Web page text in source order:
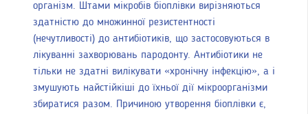
організм. Штами мікробів біоплівки вирізняються
здатністю до множинної резистентності
(нечутливості) до антибіотиків, що застосовуються в
лікуванні захворювань пародонту. Антибіотики не
тільки не здатні вилікувати «хронічну інфекцію», а і
змушують найстійкіші до їхньої дії мікроорганізми
збиратися разом. Причиною утворення біоплівки є,